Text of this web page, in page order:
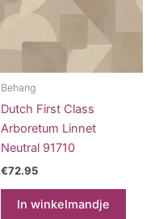
Behang
Dutch First Class
Arboretum Linnet
Neutral 91710
€72.95
In winkelmandje